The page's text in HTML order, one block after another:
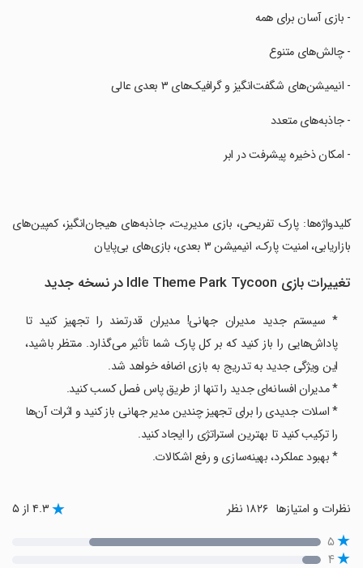
‏- بازی آسان برای همه
‏- چالش‌های متنوع
‏- انیمیشن‌های شگفت‌انگیز و گرافیک‌های ۳ بعدی عالی
‏- جاذبه‌های متعدد
‏- امکان ذخیره پیشرفت در ابر
‏کلیدواژه‌ها: پارک تفریحی، بازی مدیریت، جاذبه‌های هیجان‌انگیز، کمپین‌های
بازاریابی، امنیت پارک، انیمیشن ۳ بعدی، بازی‌های بی‌پایان
تغییرات بازی Idle Theme Park Tycoon در نسخه جدید
* سیستم جدید مدیران جهانی! مدیران قدرتمند را تجهیز کنید تا
پاداش‌هایی را باز کنید که بر کل پارک شما تأثیر می‌گذارد. منتظر باشید،
این ویژگی جدید به تدریج به بازی اضافه خواهد شد.
* مدیران افسانه‌ای جدید را تنها از طریق پاس فصل کسب کنید.
* اسلات جدیدی را برای تجهیز چندین مدیر جهانی باز کنید و اثرات آن‌ها
را ترکیب کنید تا بهترین استراتژی را ایجاد کنید.
* بهبود عملکرد، بهینه‌سازی و رفع اشکالات.
نظرات و امتیازها ۴.۳ از ۵
۵
۴